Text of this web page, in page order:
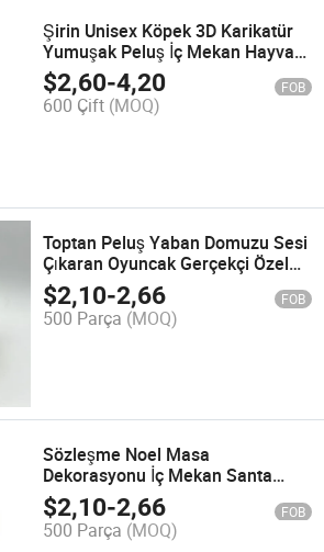
Şirin Unisex Köpek 3D Karikatür
Yumuşak Peluş İç Mekan Hayvan
Çocuk Peluş Terlikleri için Ev
$2,60-4,20 FOB
600 Çift (MOQ)
Toptan Peluş Yaban Domuzu Sesi
Çıkaran Oyuncak Gerçekçi Özel
Yapım Yumuşak Peluş Yaban
Domuzu
$2,10-2,66 FOB
500 Parça (MOQ)
Sözleşme Noel Masa
Dekorasyonu İç Mekan Santa
Claus Ayakta Bebek Ahşap
Boncuk Bacaklar Peluş Kardan
Adam Ren Geyiği Noel Bebek
$2,10-2,66 FOB
500 Parça (MOQ)